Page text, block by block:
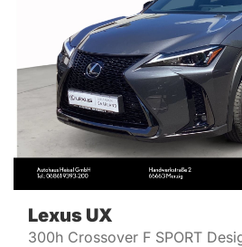
Lexus UX
300h Crossover F SPORT